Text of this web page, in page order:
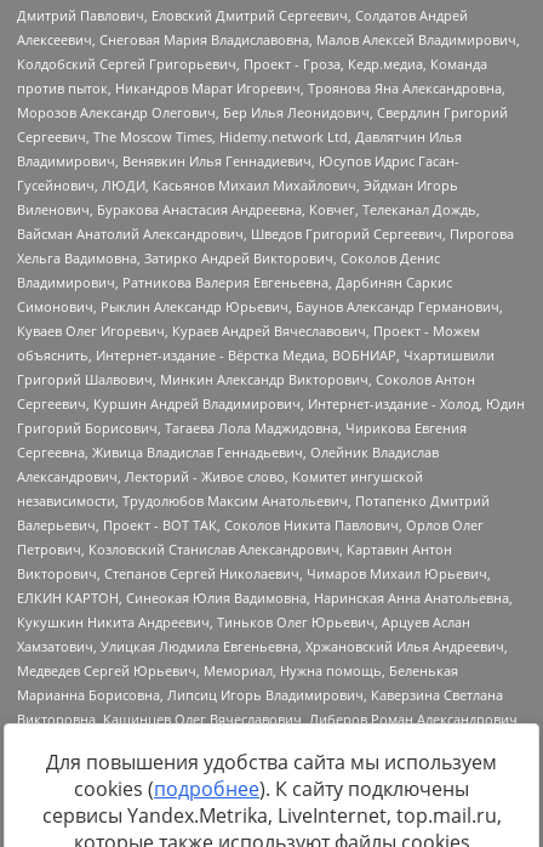
Источник:https://minjust.gov.ru/uploaded/files/reestr-
Для повышения удобства сайта мы используем
cookies (подробнее). К сайту подключены
сервисы Yandex.Metrika, LiveInternet, top.mail.ru,